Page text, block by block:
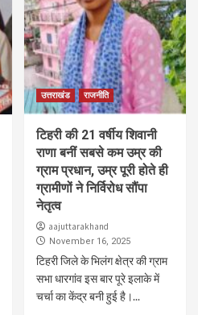
उत्तराखंड राजनीति
टिहरी की 21 वर्षीय शिवानी
राणा बनीं सबसे कम उम्र की
ग्राम प्रधान, उम्र पूरी होते ही
ग्रामीणों ने निर्विरोध सौंपा
नेतृत्व
aajuttarakhand
November 16, 2025
टिहरी जिले के भिलंग क्षेत्र की ग्राम
सभा धारगांव इस बार पूरे इलाके में
चर्चा का केंद्र बनी हुई है।...